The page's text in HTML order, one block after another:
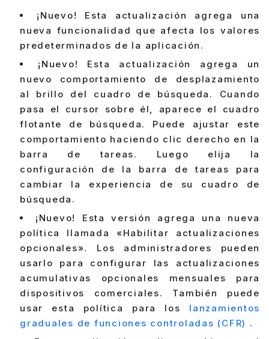
¡Nuevo! Esta actualización agrega una
nueva funcionalidad que afecta los valores
predeterminados de la aplicación.
¡Nuevo! Esta actualización agrega un
nuevo comportamiento de desplazamiento
al brillo del cuadro de búsqueda. Cuando
pasa el cursor sobre él, aparece el cuadro
flotante de búsqueda. Puede ajustar este
comportamiento haciendo clic derecho en la
barra de tareas. Luego elija la
configuración de la barra de tareas para
cambiar la experiencia de su cuadro de
búsqueda.
¡Nuevo! Esta versión agrega una nueva
política llamada «Habilitar actualizaciones
opcionales». Los administradores pueden
usarlo para configurar las actualizaciones
acumulativas opcionales mensuales para
dispositivos comerciales. También puede
usar esta política para los lanzamientos
graduales de funciones controladas (CFR) .